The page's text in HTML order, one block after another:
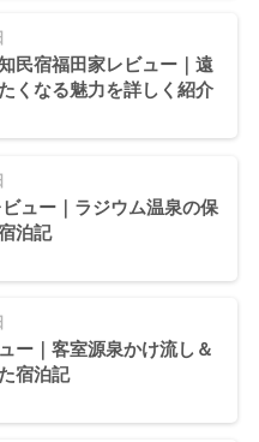
民宿福田家レビュー｜遠
くなる魅力を詳しく紹介
ュー｜ラジウム温泉の保
泊記
ー｜客室源泉かけ流し＆
宿泊記